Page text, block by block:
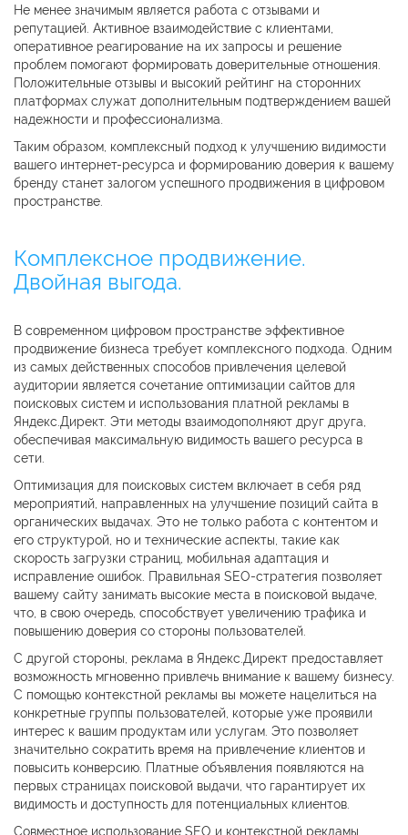
Не менее значимым является работа с отзывами и
репутацией. Активное взаимодействие с клиентами,
оперативное реагирование на их запросы и решение
проблем помогают формировать доверительные отношения.
Положительные отзывы и высокий рейтинг на сторонних
платформах служат дополнительным подтверждением вашей
надежности и профессионализма.
Таким образом, комплексный подход к улучшению видимости
вашего интернет-ресурса и формированию доверия к вашему
бренду станет залогом успешного продвижения в цифровом
пространстве.
Комплексное продвижение.
Двойная выгода.
В современном цифровом пространстве эффективное
продвижение бизнеса требует комплексного подхода. Одним
из самых действенных способов привлечения целевой
аудитории является сочетание оптимизации сайтов для
поисковых систем и использования платной рекламы в
Яндекс.Директ. Эти методы взаимодополняют друг друга,
обеспечивая максимальную видимость вашего ресурса в
сети.
Оптимизация для поисковых систем включает в себя ряд
мероприятий, направленных на улучшение позиций сайта в
органических выдачах. Это не только работа с контентом и
его структурой, но и технические аспекты, такие как
скорость загрузки страниц, мобильная адаптация и
исправление ошибок. Правильная SEO-стратегия позволяет
вашему сайту занимать высокие места в поисковой выдаче,
что, в свою очередь, способствует увеличению трафика и
повышению доверия со стороны пользователей.
С другой стороны, реклама в Яндекс.Директ предоставляет
возможность мгновенно привлечь внимание к вашему бизнесу.
С помощью контекстной рекламы вы можете нацелиться на
конкретные группы пользователей, которые уже проявили
интерес к вашим продуктам или услугам. Это позволяет
значительно сократить время на привлечение клиентов и
повысить конверсию. Платные объявления появляются на
первых страницах поисковой выдачи, что гарантирует их
видимость и доступность для потенциальных клиентов.
Совместное использование SEO и контекстной рекламы